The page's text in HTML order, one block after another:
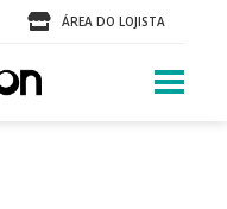
ÁREA DO LOJISTA